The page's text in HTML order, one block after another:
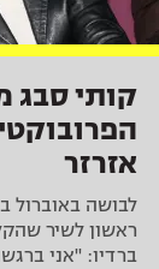
קותי סבג
אזרזר
לבושה באוברול
ראשון לשיר
ברדיו: "אני